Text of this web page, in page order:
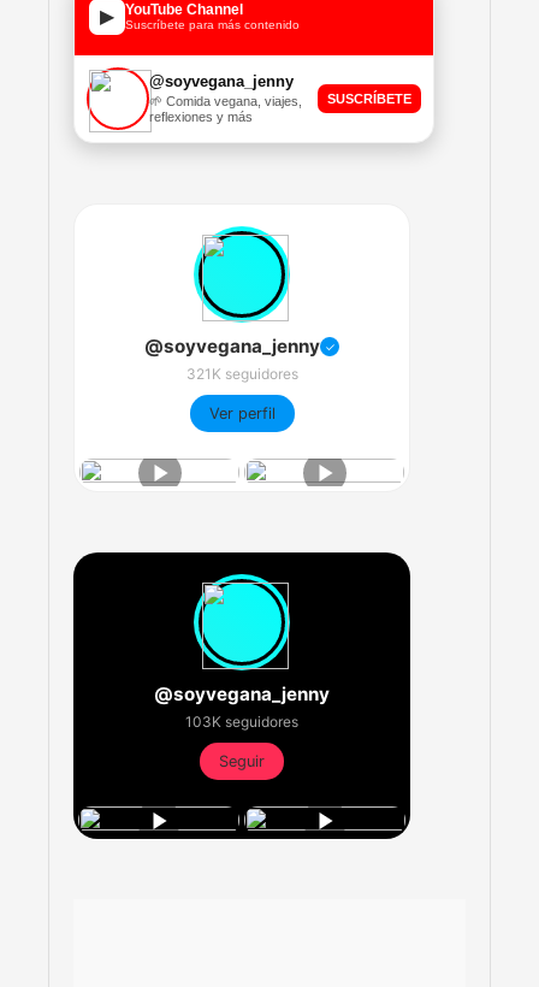
▶ YouTube Channel
Suscríbete para más contenido
@soyvegana_jenny
🌱 Comida vegana, viajes,
reflexiones y más
SUSCRÍBETE
@soyvegana_jenny ✓
321K seguidores
Ver perfil
@soyvegana_jenny
103K seguidores
Seguir